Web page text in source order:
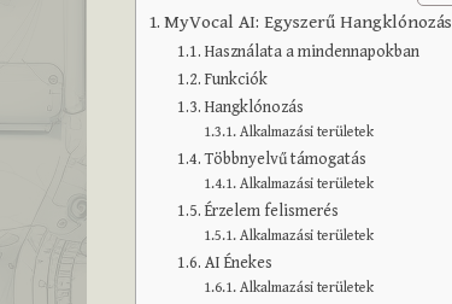
MyVocal AI: Egyszerű Hangklónozás
Használata a mindennapokban
Funkciók
Hangklónozás
Alkalmazási területek
Többnyelvű támogatás
Alkalmazási területek
Érzelem felismerés
Alkalmazási területek
AI Énekes
Alkalmazási területek